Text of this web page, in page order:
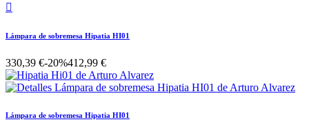

Lámpara de sobremesa Hipatia HI01
330,39 €-20%412,99 €
Lámpara de sobremesa Hipatia HI01